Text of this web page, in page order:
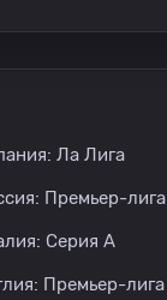
Ла Лига
Премьер-лига
Серия А
Премьер-лига